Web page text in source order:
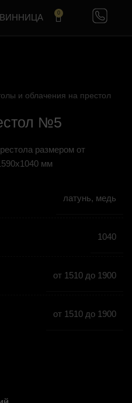
0
и облачения на престол
№5
размером от
мм
латунь, медь
1040
от 1510 до 1900
от 1510 до 1900